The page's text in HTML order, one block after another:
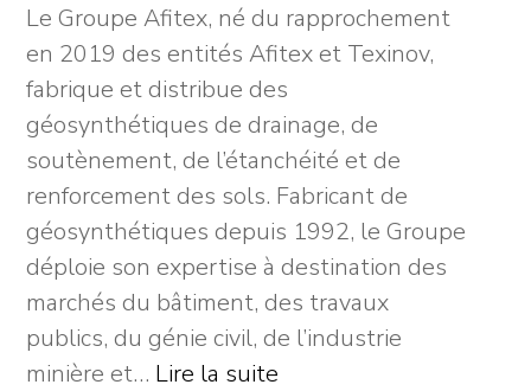
—
Next
!
Financial
Advisors
a
réalisé
la
Vendor
Due
Le Groupe Afitex, né du rapprochement
en 2019 des entités Afitex et Texinov,
fabrique et distribue des
géosynthétiques de drainage, de
soutènement, de l’étanchéité et de
renforcement des sols. Fabricant de
géosynthétiques depuis 1992, le Groupe
déploie son expertise à destination des
marchés du bâtiment, des travaux
publics, du génie civil, de l’industrie
minière et… Lire la suite